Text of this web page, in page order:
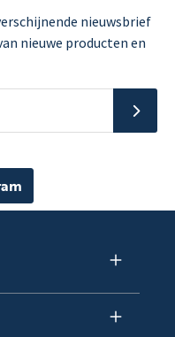
nieuwsbrief
nieuwe producten en